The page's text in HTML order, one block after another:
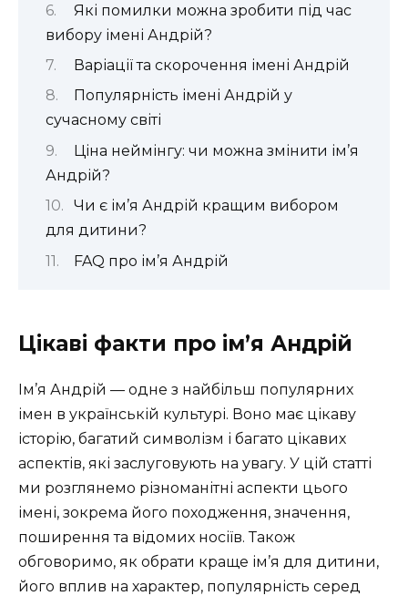
Які помилки можна зробити під час
вибору імені Андрій?
Варіації та скорочення імені Андрій
Популярність імені Андрій у
сучасному світі
Ціна неймінгу: чи можна змінити ім’я
Андрій?
Чи є ім’я Андрій кращим вибором
для дитини?
FAQ про ім’я Андрій
Цікаві факти про ім’я Андрій
Ім’я Андрій — одне з найбільш популярних
імен в українській культурі. Воно має цікаву
історію, багатий символізм і багато цікавих
аспектів, які заслуговують на увагу. У цій статті
ми розглянемо різноманітні аспекти цього
імені, зокрема його походження, значення,
поширення та відомих носіїв. Також
обговоримо, як обрати краще ім’я для дитини,
його вплив на характер, популярність серед